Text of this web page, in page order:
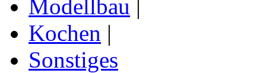
Modellbau |
Kochen |
Sonstiges